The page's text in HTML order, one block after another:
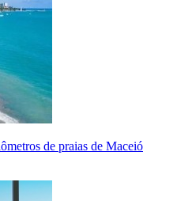
de praias de Maceió